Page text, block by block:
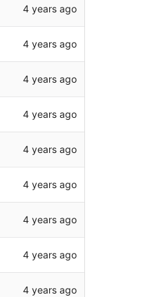
4 years ago
4 years ago
4 years ago
4 years ago
4 years ago
4 years ago
4 years ago
4 years ago
4 years ago